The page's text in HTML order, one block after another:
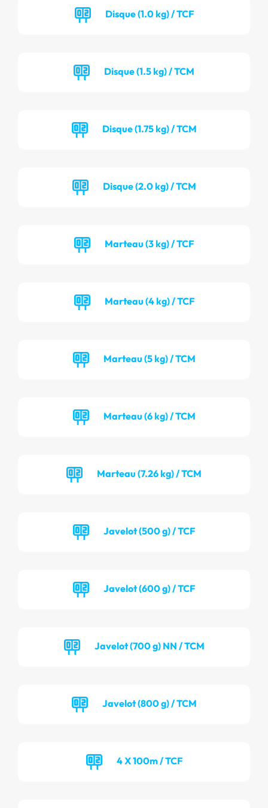
Disque (1.0 kg) / TCF
Disque (1.5 kg) / TCM
Disque (1.75 kg) / TCM
Disque (2.0 kg) / TCM
Marteau (3 kg) / TCF
Marteau (4 kg) / TCF
Marteau (5 kg) / TCM
Marteau (6 kg) / TCM
Marteau (7.26 kg) / TCM
Javelot (500 g) / TCF
Javelot (600 g) / TCF
Javelot (700 g) NN / TCM
Javelot (800 g) / TCM
4 X 100m / TCF